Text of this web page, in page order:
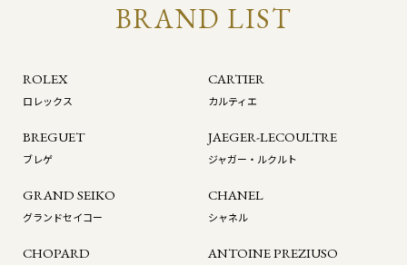
BRAND LIST
ROLEX
ロレックス
CARTIER
カルティエ
BREGUET
ブレゲ
JAEGER-LECOULTRE
ジャガー・ルクルト
GRAND SEIKO
グランドセイコー
CHANEL
シャネル
CHOPARD
ANTOINE PREZIUSO